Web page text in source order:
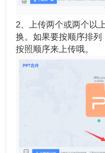
2、上传两个或两个以
换。如果要按顺序排
按照顺序来上传哦。